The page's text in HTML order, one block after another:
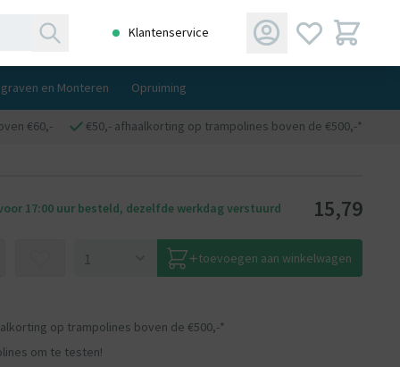
Klantenservice
en Monteren Opruiming
€60,- €50,- afhaalkorting op trampolines boven de €500,-*
17:00 uur besteld, dezelfde werkdag verstuurd 15,79
toevoegen aan winkelwagen
op trampolines boven de €500,-*
om te testen!